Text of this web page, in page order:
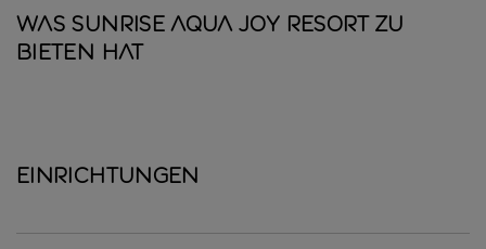
Was Sunrise Aqua Joy Resort zu
bieten hat
Einrichtungen